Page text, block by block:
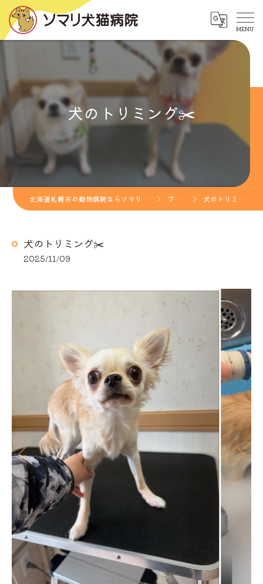
犬のトリミング✂️
北海道札幌市の動物病院ならソマリ犬猫病院 ブログ 犬のトリミング✂️
犬のトリミング✂️
2025/11/09